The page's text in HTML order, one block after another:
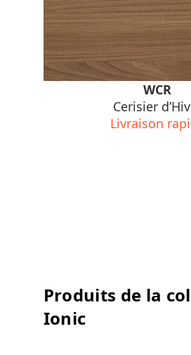
WCR
Cerisier
Livraison
Produits de la
Ionic